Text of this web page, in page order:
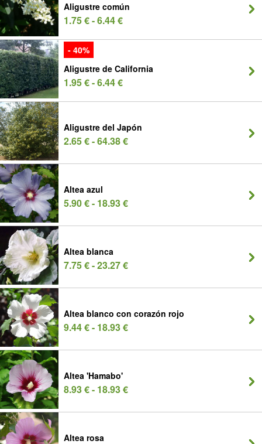
Aligustre común
1.75 € - 6.44 €
- 40%
Aligustre de California
1.95 € - 6.44 €
Aligustre del Japón
2.65 € - 64.38 €
Altea azul
5.90 € - 18.93 €
Altea blanca
7.75 € - 23.27 €
Altea blanco con corazón rojo
9.44 € - 18.93 €
Altea 'Hamabo'
8.93 € - 18.93 €
Altea rosa